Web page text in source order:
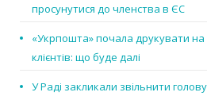
просунутися до членства в ЄС
«Укрпошта» почала друкувати на
клієнтів: що буде далі
У Раді закликали звільнити